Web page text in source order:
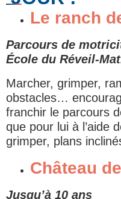
Le ranch
Parcours de
École du Réveil-
Marcher, grimper,
obstacles…
franchir le parcours
que pour lui à l’aide
grimper, plans
Château
Jusqu’à 10 ans